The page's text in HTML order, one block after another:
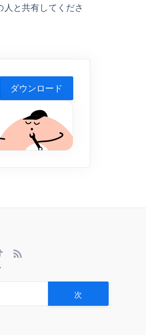
人と共有してくださ
ダウンロード
次